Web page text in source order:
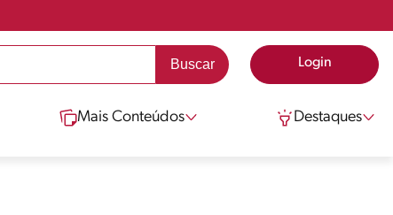
Login
Mais Conteúdos Destaques